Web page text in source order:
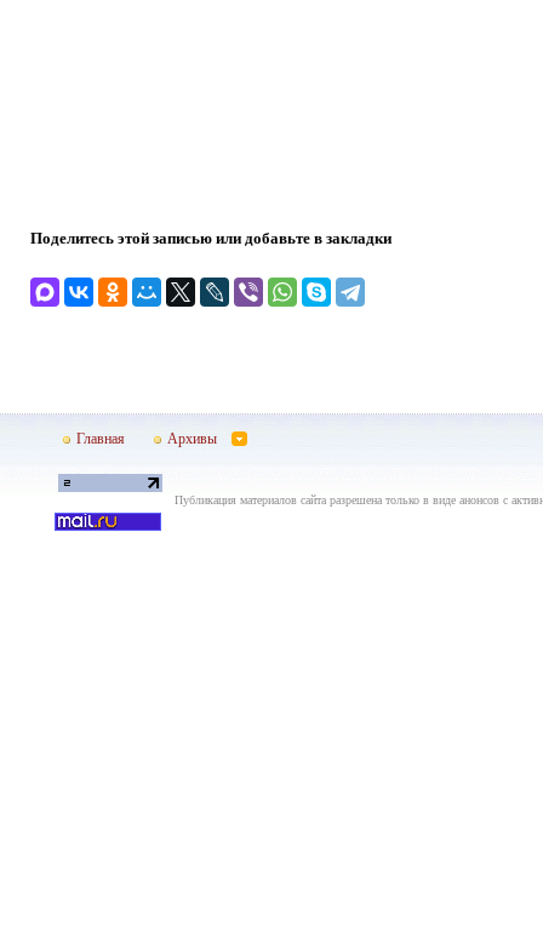
Поделитесь этой записью или добавьте в закладки
Главная Архивы
Публикация материалов сайта разрешена только в виде анонсов с